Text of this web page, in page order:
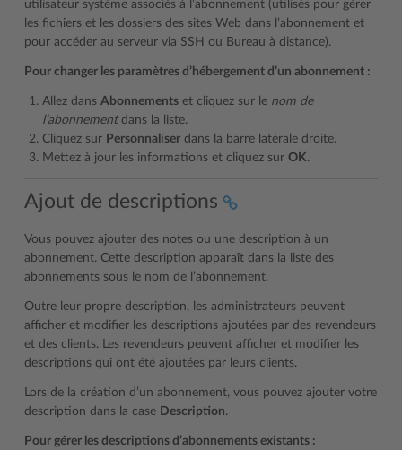
utilisateur système associés à l’abonnement (utilisés pour gérer
les fichiers et les dossiers des sites Web dans l’abonnement et
pour accéder au serveur via SSH ou Bureau à distance).
Pour changer les paramètres d’hébergement d’un abonnement :
Allez dans Abonnements et cliquez sur le nom de
l’abonnementdans la liste.
Cliquez sur Personnaliser dans la barre latérale droite.
Mettez à jour les informations et cliquez sur OK.
Ajout de descriptions
Vous pouvez ajouter des notes ou une description à un
abonnement. Cette description apparaît dans la liste des
abonnements sous le nom de l’abonnement.
Outre leur propre description, les administrateurs peuvent
afficher et modifier les descriptions ajoutées par des revendeurs
et des clients. Les revendeurs peuvent afficher et modifier les
descriptions qui ont été ajoutées par leurs clients.
Lors de la création d’un abonnement, vous pouvez ajouter votre
description dans la case Description.
Pour gérer les descriptions d’abonnements existants :